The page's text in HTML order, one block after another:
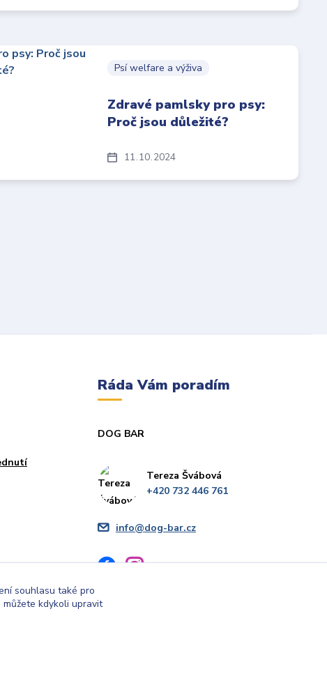
11 10 2024
Psí welfare a výživa
Zdravé pamlsky pro psy:
Proč jsou důležité?
Ráda Vám poradím
DOG BAR
Tereza Švábová
+420 732 446 761
info@dog-bar.cz
souhlasu také pro
kdykoli upravit